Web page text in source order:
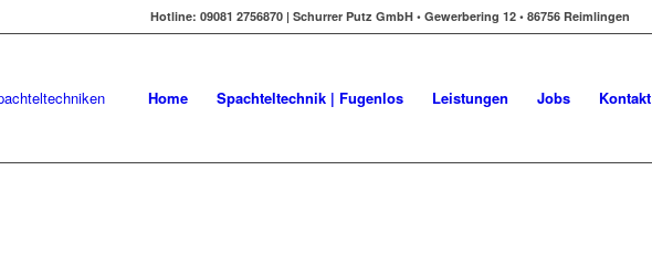
Hotline: 09081 2756870 | Schurrer Putz GmbH • Gewerbering 12 • 86756 Reimlingen
Home Spachteltechnik | Fugenlos Leistungen Jobs Kontakt